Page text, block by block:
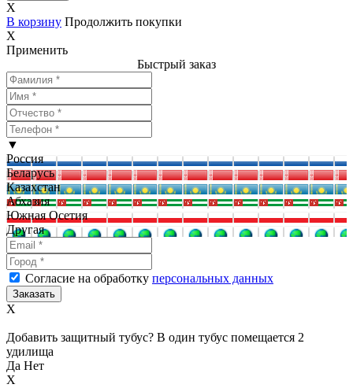
X
В корзину Продолжить покупки
X
Применить
Быстрый заказ
▼
Россия
Беларусь
Казахстан
Абхазия
Южная Осетия
Другая
Согласие на обработку персональных данных
X
Добавить защитный тубус? В один тубус помещается 2
удилища
Да Нет
X